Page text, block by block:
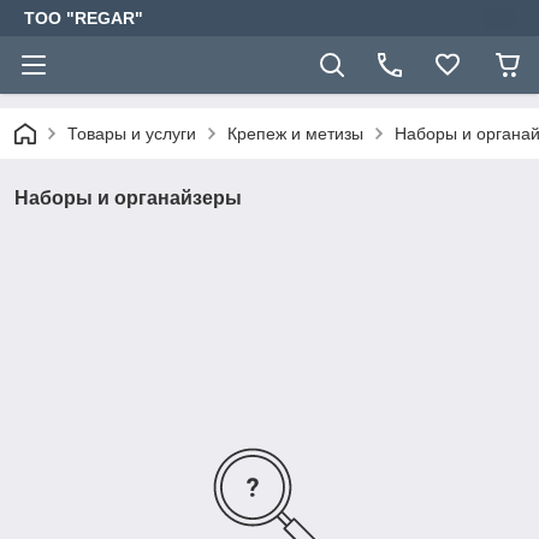
TOO "REGAR"
Товары и услуги Крепеж и метизы Наборы и
Наборы и органайзеры